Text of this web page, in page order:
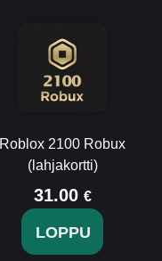
Roblox 2100 Robux
(lahjakortti)
31.00 €
LOPPU